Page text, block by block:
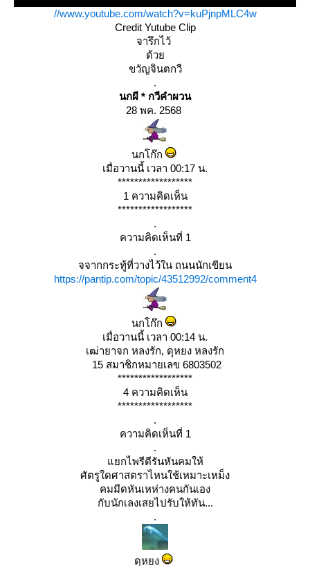
//www.youtube.com/watch?v=kuPjnpMLC4w
Credit Yutube Clip
จารึกไว้
ด้ว
ขวัญจินตกวี
.
นกผี * กวีคำผวน
28 พค. 2568
นกโก๊ก
เมื่อวานนี้ เวลา 00:17 น.
******************
1 ความคิดเห็น
******************
.
ความคิดเห็นที่ 1
.
จจากกระทู้ที่วางไว้ใน ถนนนักเขียน
https://pantip.com/topic/43512992/comment4
นกโก๊ก
เมื่อวานนี้ เวลา 00:14 น.
เฒ่ายาจก หลงรัก, ดุหยง หลงรัก
15 สมาชิกหมายเลข 6803502
******************
4 ความคิดเห็น
******************
.
ความคิดเห็นที่ 1
.
กไพรีตีรันหันคมให้
ศัตรูใดศาสตราไหนใช้เหมาะเหม็ง
คมมีดหันเหห่างคนกันเอง
กับนักเลงเสยไปรับให้ทัน...
.
ดุหยง